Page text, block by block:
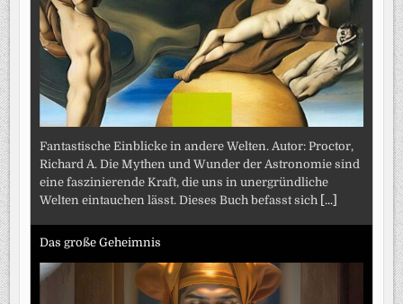
Fantastische Einblicke in andere Welten. Autor: Proctor,
Richard A. Die Mythen und Wunder der Astronomie sind
eine faszinierende Kraft, die uns in unergründliche
Welten eintauchen lässt. Dieses Buch befasst sich [...]
Das große Geheimnis